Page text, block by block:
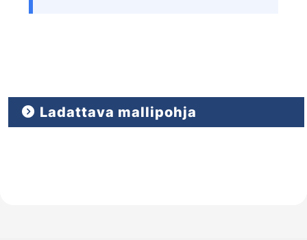
Close
Ladattava mallipohja